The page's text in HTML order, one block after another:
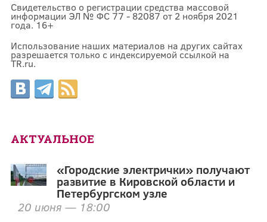
Свидетельство о регистрации средства массовой
информации ЭЛ № ФС 77 - 82087 от 2 ноября 2021
года. 16+
Использование наших материалов на других сайтах
разрешается только с индексируемой ссылкой на
TR.ru.
АКТУАЛЬНОЕ
«Городские электрички» получают
развитие в Кировской области и
Петербургском узле
20 июня — 18:00